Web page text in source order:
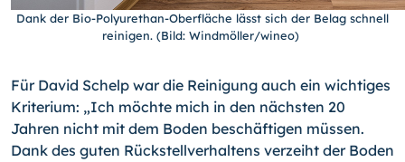
Dank der Bio-Polyurethan-Oberfläche lässt sich der Belag schnell
reinigen. (Bild: Windmöller/wineo)
Für David Schelp war die Reinigung auch ein wichtiges
Kriterium: „Ich möchte mich in den nächsten 20
Jahren nicht mit dem Boden beschäftigen müssen.
Dank des guten Rückstellverhaltens verzeiht der Boden